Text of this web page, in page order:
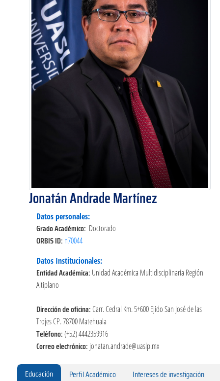
Jonatán Andrade Martínez
Datos personales:
Grado Académico: Doctorado
ORBIS ID: n70044
Datos Institucionales:
Entidad Académica: Unidad Académica Multidisciplinaria Región
Altiplano
Dirección de oficina: Carr. Cedral Km. 5+600 Ejido San José de las
Trojes CP. 78700 Matehuala
Teléfono:(+52) 4442359916
Correo electrónico: jonatan.andrade@uaslp.mx
Educación Perfil Académico
Intereses de investigación